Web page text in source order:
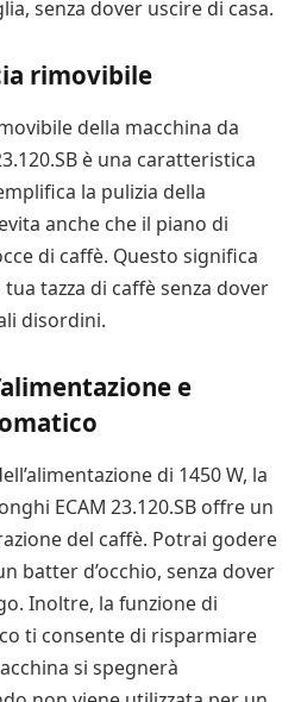
senza dover uscire di casa.
rimovibile
della macchina da
è una caratteristica
la pulizia della
anche che il piano di
di caffè. Questo significa
tazza di caffè senza dover
disordini.
e
di 1450 W, la
ECAM 23.120.SB offre un
del caffè. Potrai godere
batter d’occhio, senza dover
Inoltre, la funzione di
ti consente di risparmiare
si spegnerà